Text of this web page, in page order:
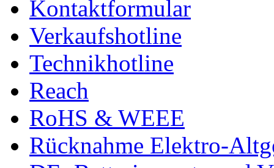
Kontaktformular
Verkaufshotline
Technikhotline
Reach
RoHS & WEEE
Rücknahme Elektro-